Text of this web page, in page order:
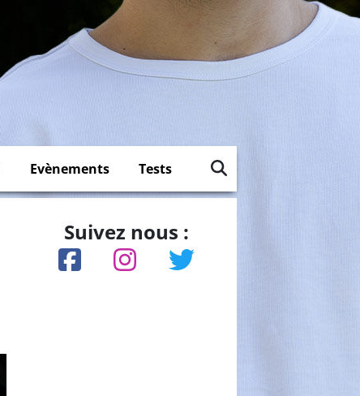
Evènements Tests
Suivez nous :